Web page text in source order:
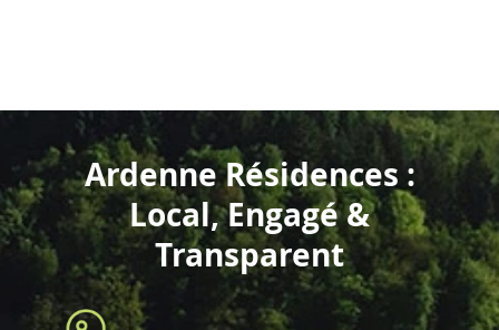
Ardenne Résidences :
Local, Engagé &
Transparent